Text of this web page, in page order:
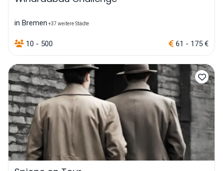
in Bremen +37 weitere Städte
10 - 500 61 - 175 €